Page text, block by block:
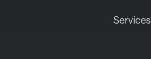
Services